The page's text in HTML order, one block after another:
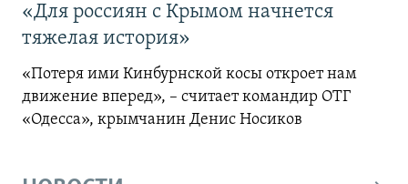
«Для россиян с Крымом начнется
тяжелая история»
«Потеря ими Кинбурнской косы откроет нам
движение вперед», – считает командир ОТГ
«Одесса», крымчанин Денис Носиков